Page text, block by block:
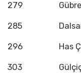
279
285
296 Has
303